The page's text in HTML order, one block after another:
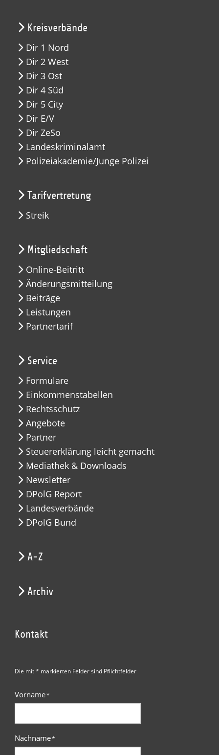
Kreisverbände
Dir 1 Nord
Dir 2 West
Dir 3 Ost
Dir 4 Süd
Dir 5 City
Dir E/V
Dir ZeSo
Landeskriminalamt
Polizeiakademie/Junge Polizei
Tarifvertretung
Streik
Mitgliedschaft
Online-Beitritt
Änderungsmitteilung
Beiträge
Leistungen
Partnertarif
Service
Formulare
Einkommenstabellen
Rechtsschutz
Angebote
Partner
Steuererklärung leicht gemacht
Mediathek & Downloads
Newsletter
DPolG Report
Landesverbände
DPolG Bund
A-Z
Archiv
Kontakt
Die mit * markierten Felder sind Pflichtfelder
Vorname*
Nachname*